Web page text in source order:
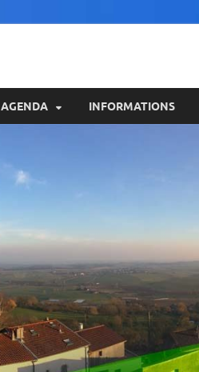
AGENDA INFORMATIONS